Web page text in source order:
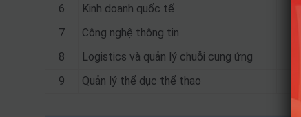
6
Kinh doanh quốc tế
7
Công nghệ thông tin
8
Logistics và quản lý chuỗi cung ứng
9
Quản lý thể dục thể thao